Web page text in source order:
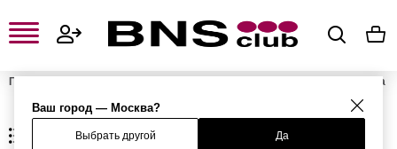
Ваш город — Москва?
Выбрать другой Да
Главная
Мужская одежда
МУЖСКИЕ ПОЛО